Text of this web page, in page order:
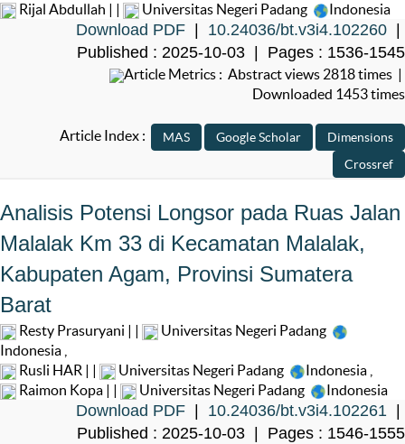
Rijal Abdullah | |
Universitas Negeri Padang Indonesia
Download PDF 10.24036/bt.v3i4.102260
Published : 2025-10-03 | Pages : 1536-1545
Article Metrics : Abstract views 2818 times |
Downloaded 1453 times
Article Index :
Analisis Potensi Longsor pada Ruas Jalan
Malalak Km 33 di Kecamatan Malalak,
Kabupaten Agam, Provinsi Sumatera
Barat
Resty Prasuryani | |
Universitas Negeri Padang
Indonesia
Rusli HAR | |
Universitas Negeri Padang Indonesia
Raimon Kopa | |
Universitas Negeri Padang Indonesia
Download PDF 10.24036/bt.v3i4.102261
Published : 2025-10-03 | Pages : 1546-1555